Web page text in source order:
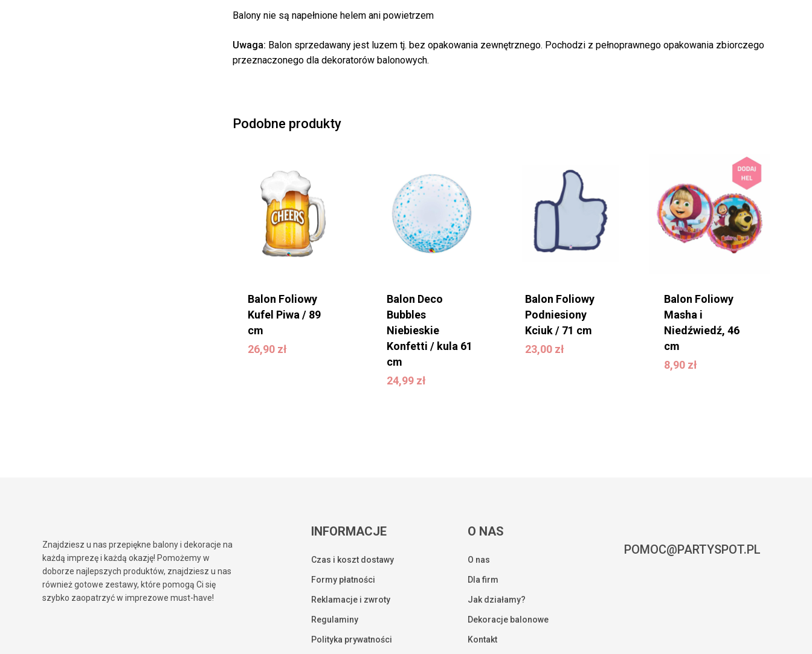
Kwota:
Balony nie są napełnione helem ani powietrzem
Uwaga: Balon sprzedawany jest luzem tj. bez opakowania zewnętrznego. Pochodzi z pełnoprawnego opakowania zbiorczego
przeznaczonego dla dekoratorów balonowych.
Podobne produkty
Balon Foliowy
Kufel Piwa / 89
cm
26,90 zł
26,90
Balon Deco
Bubbles
Niebieskie
Konfetti / kula 61
cm
24,99 zł
24,99
Balon Foliowy
Podniesiony
Kciuk / 71 cm
23,00 zł
23,00 zł
Balon Foliowy
Masha i
Niedźwiedź, 46
cm
8,90 zł
8,90
Znajdziesz u nas przepiękne balony i dekoracje na
każdą imprezę i każdą okazję! Pomożemy w
doborze najlepszych produktów, znajdziesz u nas
również gotowe zestawy, które pomogą Ci się
szybko zaopatrzyć w imprezowe must-have!
INFORMACJE
Czas i koszt dostawy
Formy płatności
Reklamacje i zwroty
Regulaminy
Polityka prywatności
O NAS
O nas
Dla firm
Jak działamy?
Dekoracje balonowe
Kontakt
POMOC@PARTYSPOT.PL